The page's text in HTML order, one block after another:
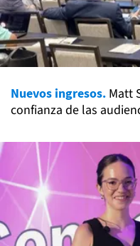
Nuevos ingresos. Matt
confianza de las